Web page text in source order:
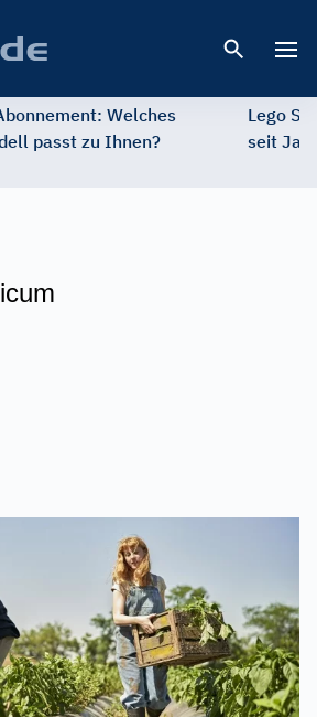
Welches
passt zu Ihnen?
Lego
seit